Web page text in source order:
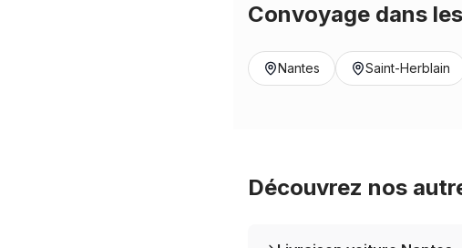
Convoyage dans
Nantes Saint-Herblain
Découvrez nos